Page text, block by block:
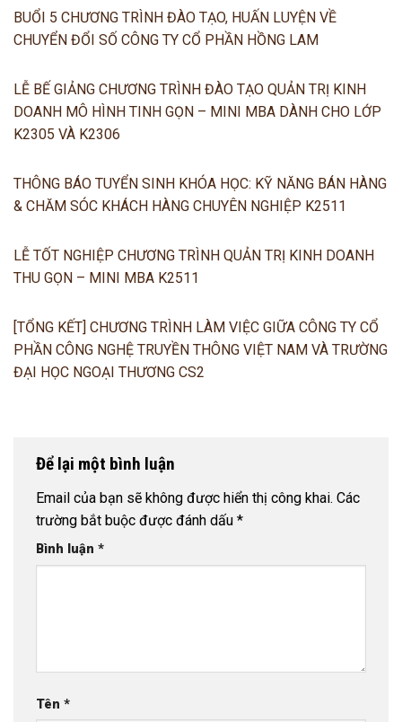
BUỔI 5 CHƯƠNG TRÌNH ĐÀO TẠO, HUẤN LUYỆN VỀ
CHUYỂN ĐỔI SỐ CÔNG TY CỔ PHẦN HỒNG LAM
LỄ BẾ GIẢNG CHƯƠNG TRÌNH ĐÀO TẠO QUẢN TRỊ KINH
DOANH MÔ HÌNH TINH GỌN – MINI MBA DÀNH CHO LỚP
K2305 VÀ K2306
THÔNG BÁO TUYỂN SINH KHÓA HỌC: KỸ NĂNG BÁN HÀNG
& CHĂM SÓC KHÁCH HÀNG CHUYÊN NGHIỆP K2511
LỄ TỐT NGHIỆP CHƯƠNG TRÌNH QUẢN TRỊ KINH DOANH
THU GỌN – MINI MBA K2511
[TỔNG KẾT] CHƯƠNG TRÌNH LÀM VIỆC GIỮA CÔNG TY CỔ
PHẦN CÔNG NGHỆ TRUYỀN THÔNG VIỆT NAM VÀ TRƯỜNG
ĐẠI HỌC NGOẠI THƯƠNG CS2
Để lại một bình luận
Email của bạn sẽ không được hiển thị công khai. Các
trường bắt buộc được đánh dấu *
Bình luận *
Tên *